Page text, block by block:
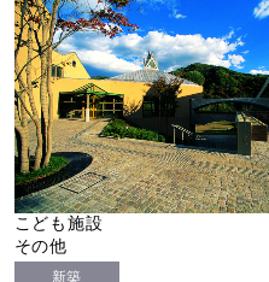
こども施設
その他
新築